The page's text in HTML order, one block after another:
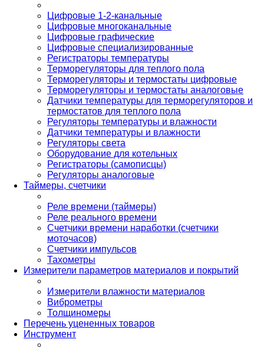
Цифровые 1-2-канальные
Цифровые многоканальные
Цифровые графические
Цифровые специализированные
Регистраторы температуры
Терморегуляторы для теплого пола
Терморегуляторы и термостаты цифровые
Терморегуляторы и термостаты аналоговые
Датчики температуры для терморегуляторов и
термостатов для теплого пола
Регуляторы температуры и влажности
Датчики температуры и влажности
Регуляторы света
Оборудование для котельных
Регистраторы (самописцы)
Регуляторы аналоговые
Таймеры, счетчики
Реле времени (таймеры)
Реле реального времени
Счетчики времени наработки (счетчики
моточасов)
Счетчики импульсов
Тахометры
Измерители параметров материалов и покрытий
Измерители влажности материалов
Виброметры
Толщиномеры
Перечень уцененных товаров
Инструмент